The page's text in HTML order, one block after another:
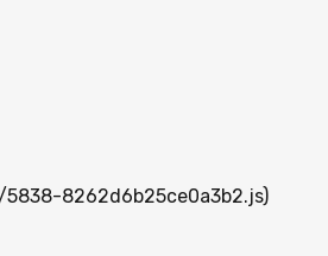
8262d6b25ce0a3b2.js)